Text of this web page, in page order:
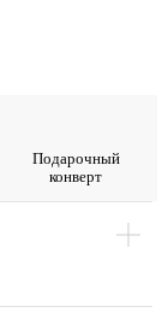
Подарочный
конверт